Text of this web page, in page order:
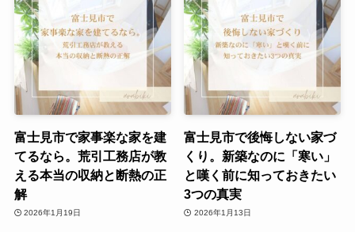
富士見市で家事楽な家を建
てるなら。荒引工務店が教
える本当の収納と断熱の正
解
2026年1月19日
富士見市で後悔しない家づ
くり。新築なのに「寒い」
と嘆く前に知っておきたい
3つの真実
2026年1月13日